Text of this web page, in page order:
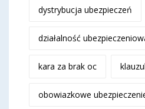
dystrybucja ubezpieczeń
działalność
kara za brak oc
obowiazkowe